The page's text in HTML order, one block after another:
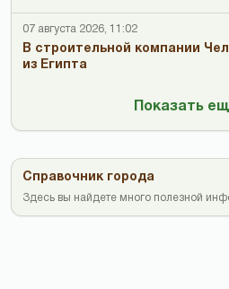
07 августа 2026, 11:02
В строительной компании
из Египта
Показать
Справочник города
Здесь вы найдете много полезной